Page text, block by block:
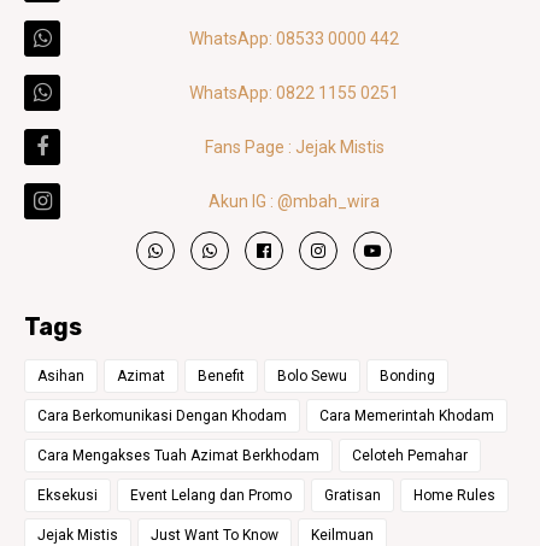
WhatsApp: 08533 0000 442
WhatsApp: 0822 1155 0251
Fans Page : Jejak Mistis
Akun IG : @mbah_wira
Tags
Asihan Azimat Benefit Bolo Sewu Bonding
Cara Berkomunikasi Dengan Khodam Cara Memerintah Khodam
Cara Mengakses Tuah Azimat Berkhodam Celoteh Pemahar
Eksekusi Event Lelang dan Promo Gratisan Home Rules
Jejak Mistis Just Want To Know Keilmuan